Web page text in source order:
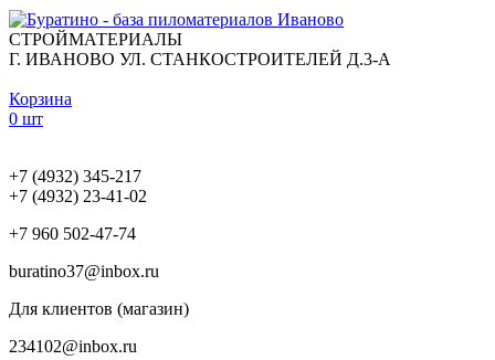
СТРОЙМАТЕРИАЛЫ
Г. ИВАНОВО УЛ. СТАНКОСТРОИТЕЛЕЙ Д.3-А
Корзина
0 шт
+7 (4932) 345-217
+7 (4932) 23-41-02
+7 960 502-47-74
buratino37@inbox.ru
Для клиентов (магазин)
234102@inbox.ru